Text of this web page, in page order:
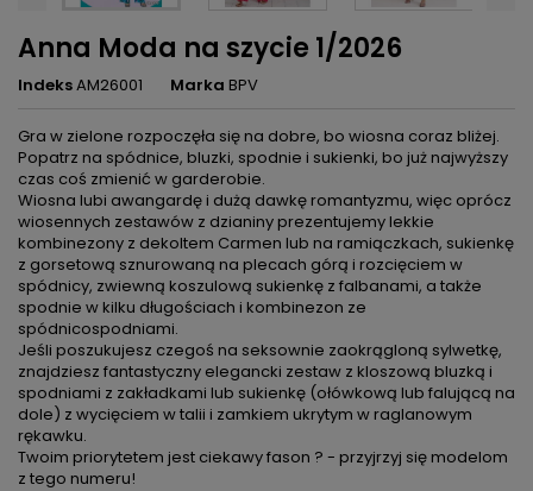
Anna Moda na szycie 1/2026
IndeksAM26001 Marka BPV
Gra w zielone rozpoczęła się na dobre, bo wiosna coraz bliżej.
Popatrz na spódnice, bluzki, spodnie i sukienki, bo już najwyższy
czas coś zmienić w garderobie.
Wiosna lubi awangardę i dużą dawkę romantyzmu, więc oprócz
wiosennych zestawów z dzianiny prezentujemy lekkie
kombinezony z dekoltem Carmen lub na ramiączkach, sukienkę
z gorsetową sznurowaną na plecach górą i rozcięciem w
spódnicy, zwiewną koszulową sukienkę z falbanami, a także
spodnie w kilku długościach i kombinezon ze
spódnicospodniami.
Jeśli poszukujesz czegoś na seksownie zaokrągloną sylwetkę,
znajdziesz fantastyczny elegancki zestaw z kloszową bluzką i
spodniami z zakładkami lub sukienkę (ołówkową lub falującą na
dole) z wycięciem w talii i zamkiem ukrytym w raglanowym
rękawku.
Twoim priorytetem jest ciekawy fason ? - przyjrzyj się modelom
z tego numeru!